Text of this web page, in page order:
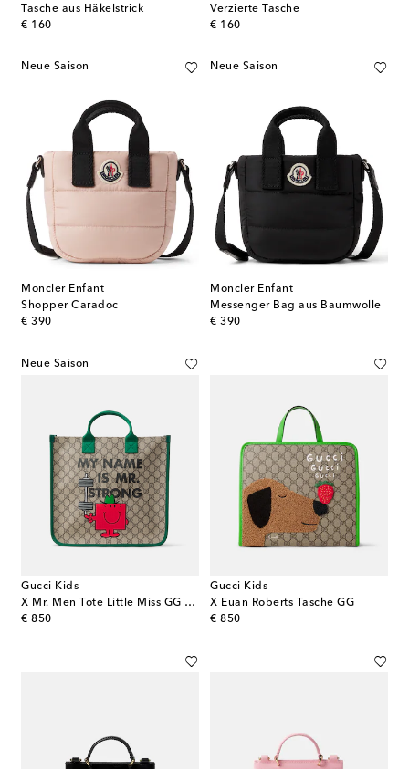
Tasche aus Häkelstrick
€ 160
original price
Verzierte Tasche
€ 160
original price
Neue Saison
Moncler Enfant
Shopper Caradoc
€ 390
original price
Neue Saison
Moncler Enfant
Messenger Bag aus Baumwolle
€ 390
original price
Neue Saison
Gucci Kids
X Mr. Men Tote Little Miss GG aus Canvas
€ 850
original price
Gucci Kids
X Euan Roberts Tasche GG
€ 850
original price